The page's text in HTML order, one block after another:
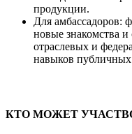
продукции.
Для амбассадоров:
новые знакомства
отраслевых и
навыков
КТО МОЖЕТ